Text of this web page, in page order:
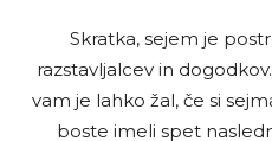
Skratka, sejem je
razstavljalcev in
vam je lahko žal, če si
boste imeli spet